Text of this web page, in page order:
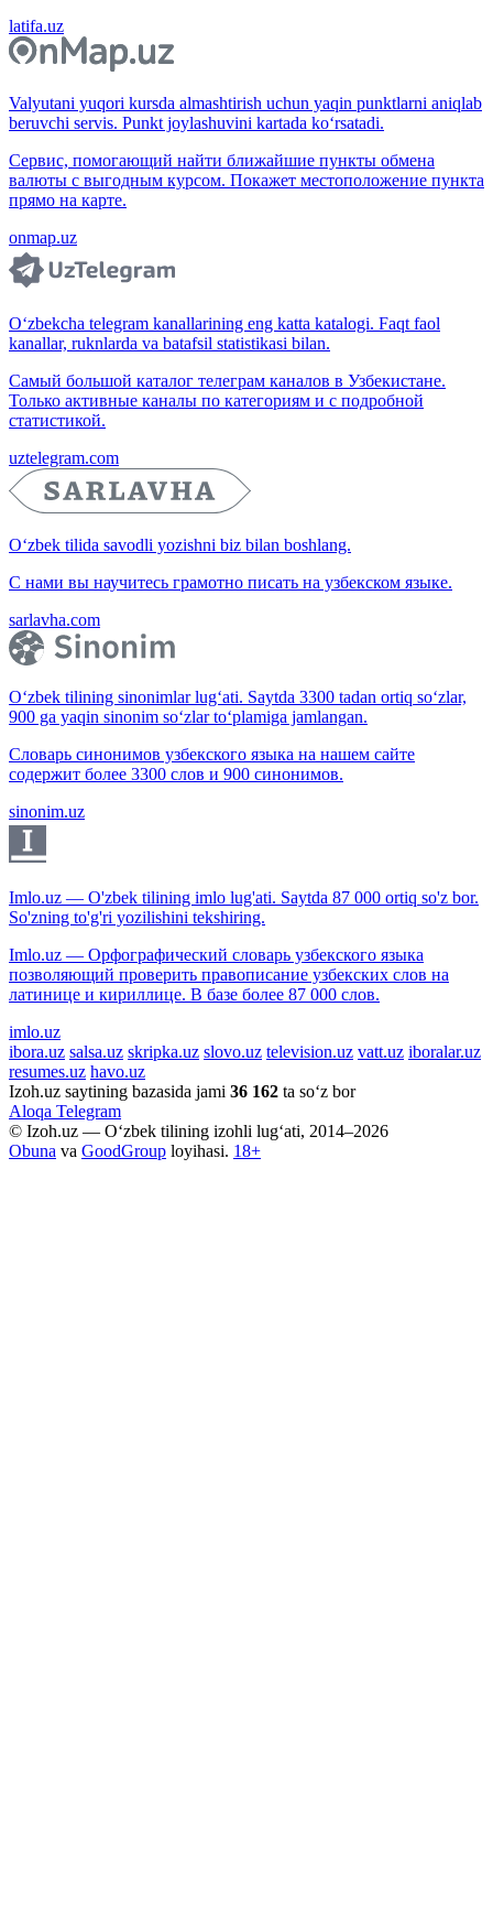
latifa.uz
Valyutani yuqori kursda almashtirish uchun yaqin punktlarni aniqlab
beruvchi servis. Punkt joylashuvini kartada ko‘rsatadi.
Сервис, помогающий найти ближайшие пункты обмена
валюты с выгодным курсом. Покажет местоположение пункта
прямо на карте.
onmap.uz
O‘zbekcha telegram kanallarining eng katta katalogi. Faqt faol
kanallar, ruknlarda va batafsil statistikasi bilan.
Самый большой каталог телеграм каналов в Узбекистане.
Только активные каналы по категориям и с подробной
статистикой.
uztelegram.com
O‘zbek tilida savodli yozishni biz bilan boshlang.
С нами вы научитесь грамотно писать на узбекском языке.
sarlavha.com
O‘zbek tilining sinonimlar lug‘ati. Saytda 3300 tadan ortiq so‘zlar,
900 ga yaqin sinonim so‘zlar to‘plamiga jamlangan.
Словарь синонимов узбекского языка на нашем сайте
содержит более 3300 слов и 900 синонимов.
sinonim.uz
Imlo.uz — O'zbek tilining imlo lug'ati. Saytda 87 000 ortiq so'z bor.
So'zning to'g'ri yozilishini tekshiring.
Imlo.uz — Орфографический словарь узбекского языка
позволяющий проверить правописание узбекских слов на
латинице и кириллице. В базе более 87 000 слов.
imlo.uz
ibora.uz salsa.uz skripka.uz slovo.uz television.uz vatt.uz iboralar.uz
resumes.uz havo.uz
Izoh.uz saytining bazasida jami 36 162 ta so‘z bor
Aloqa Telegram
© Izoh.uz — O‘zbek tilining izohli lug‘ati, 2014–2026
Obuna va GoodGroup loyihasi. 18+